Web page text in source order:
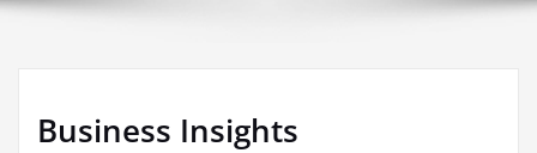
Business Insights